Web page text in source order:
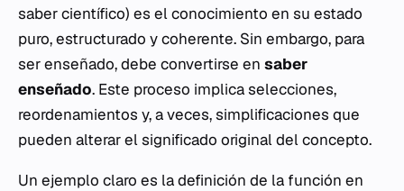
saber científico) es el conocimiento en su estado
puro, estructurado y coherente. Sin embargo, para
ser enseñado, debe convertirse en saber
enseñado. Este proceso implica selecciones,
reordenamientos y, a veces, simplificaciones que
pueden alterar el significado original del concepto.
Un ejemplo claro es la definición de la función en